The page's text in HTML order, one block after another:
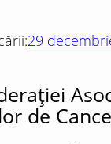
29
de